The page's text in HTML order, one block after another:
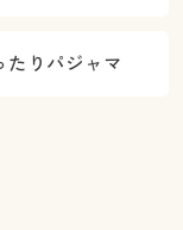
たりパジャマ